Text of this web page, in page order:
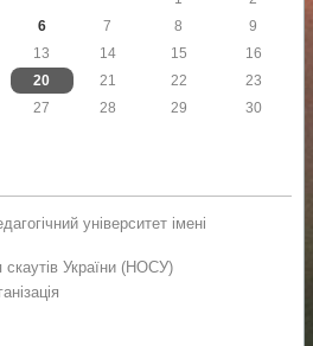
6 7 8
9
13 14 15
16
20 21 22
23
27 28 29 30
університет імені
скаутів України (НОСУ)